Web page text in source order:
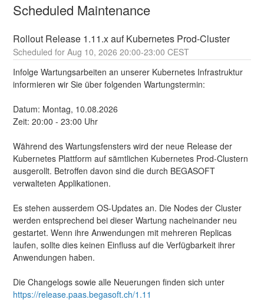
Scheduled Maintenance
Rollout Release 1.11.x auf Kubernetes Prod-Cluster
Aug 10,2026 20:00-23:00 CEST
Infolge Wartungsarbeiten an unserer Kubernetes Infrastruktur
informieren wir Sie über folgenden Wartungstermin:
Datum: Montag, 10.08.2026
Zeit: 20:00 - 23:00 Uhr
Während des Wartungsfensters wird der neue Release der
Kubernetes Plattform auf sämtlichen Kubernetes Prod-Clustern
ausgerollt. Betroffen davon sind die durch BEGASOFT
verwalteten Applikationen.
Es stehen ausserdem OS-Updates an. Die Nodes der Cluster
werden entsprechend bei dieser Wartung nacheinander neu
gestartet. Wenn ihre Anwendungen mit mehreren Replicas
laufen, sollte dies keinen Einfluss auf die Verfügbarkeit ihrer
Anwendungen haben.
https://release.paas.begasoft.ch/1.11